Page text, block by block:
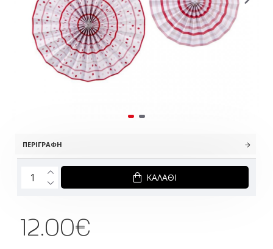
ΠΕΡΙΓΡΑΦΉ
12.00€
ΚΑΛΆΘΙ